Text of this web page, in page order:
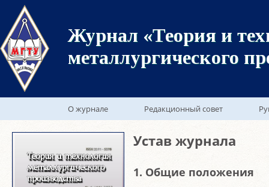
Журнал «Теория и
металлургического
О журнале Редакционный совет
Устав журнала
1. Общие положения